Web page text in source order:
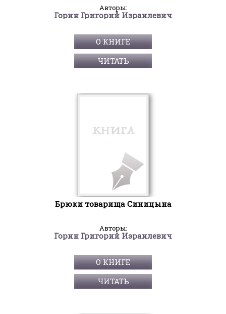
Авторы:
Горин Григорий Израилевич
О КНИГЕ
ЧИТАТЬ
Брюки товарища Синицына
Авторы:
Горин Григорий Израилевич
О КНИГЕ
ЧИТАТЬ